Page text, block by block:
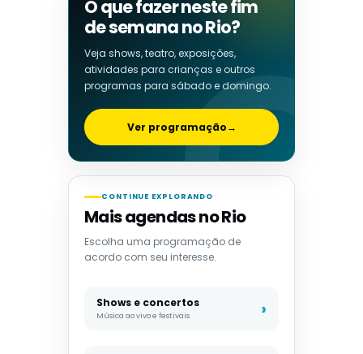
O que fazer neste fim
de semana no Rio?
Veja shows, teatro, exposições,
atividades para crianças e outros
programas para sábado e domingo.
Ver programação→
CONTINUE EXPLORANDO
Mais agendas no Rio
Escolha uma programação de
acordo com seu interesse.
Shows e concertos
Música ao vivo e festivais